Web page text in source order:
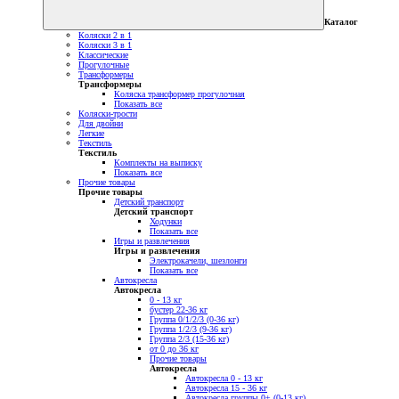
Каталог
Коляски 2 в 1
Коляски 3 в 1
Классические
Прогулочные
Трансформеры
Трансформеры
Коляска трансформер прогулочная
Показать все
Коляски-трости
Для двойни
Легкие
Текстиль
Текстиль
Комплекты на выписку
Показать все
Прочие товары
Прочие товары
Детский транспорт
Детский транспорт
Ходунки
Показать все
Игры и развлечения
Игры и развлечения
Электрокачели, шезлонги
Показать все
Автокресла
Автокресла
0 - 13 кг
бустер 22-36 кг
Группа 0/1/2/3 (0-36 кг)
Группа 1/2/3 (9-36 кг)
Группа 2/3 (15-36 кг)
от 0 до 36 кг
Прочие товары
Автокресла
Автокресла 0 - 13 кг
Автокресла 15 - 36 кг